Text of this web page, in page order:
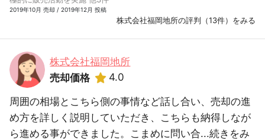
2019年10月 売却 / 2019年12月 投稿
株式会社福岡地所の評判（13件）をみる
株式会社福岡地所
売却価格
4.0
周囲の相場とこちら側の事情など話し合い、売却の進
め方を詳しく説明していただき、こちらも納得しなが
ら進める事ができました。こまめに問い合...続きをみ